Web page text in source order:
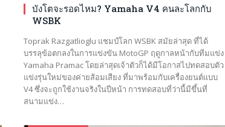
บังโตจะรอดไหม? Yamaha V4 คนละโลกกับ
WSBK
Toprak Razgatlioglu แชมป์โลก WSBK สมัยล่าสุด ที่ได้
บรรลุข้อตกลงในการแข่งขัน MotoGP ฤดูกาลหน้ากับทีมแข่ง
Yamaha Pramac โดยล่าสุดเจ้าตัวก็ได้มีโอกาสไปทดสอบตัว
แข่งรุ่นใหม่ของค่ายส้อมเสียง ที่มาพร้อมกับเครื่องยนต์แบบ
V4 ซึ่งจะถูกใช้งานจริงในปีหน้า การทดสอบที่ว่านี้มีขึ้นที่
สนามแข่ง…